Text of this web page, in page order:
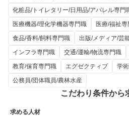
化粧品/トイレタリー/日用品/アパレル専門
医療機器/理化学機器専門職
医療/福祉
食品/香料/飼料専門職
出版/メディア/芸
インフラ専門職
交通/運輸/物流専門職
教育/保育専門職
エグゼクティブ
学
公務員/団体職員/農林水産
こだわり条件から
求める人材